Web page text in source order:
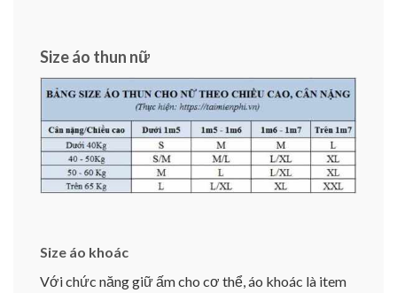
Size áo thun nữ
Size áo khoác
Với chức năng giữ ấm cho cơ thể, áo khoác là item